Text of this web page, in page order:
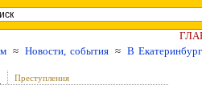
≈ Новости, события ≈ В
Преступления